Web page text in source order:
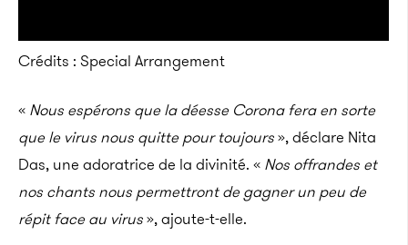
Crédits : Special Arrangement
« Nous espérons que la déesse Corona fera en sorte
que le virus nous quitte pour toujours», déclare Nita
Das, une adoratrice de la divinité. « Nos offrandes et
nos chants nous permettront de gagner un peu de
répit face au virus», ajoute-t-elle.